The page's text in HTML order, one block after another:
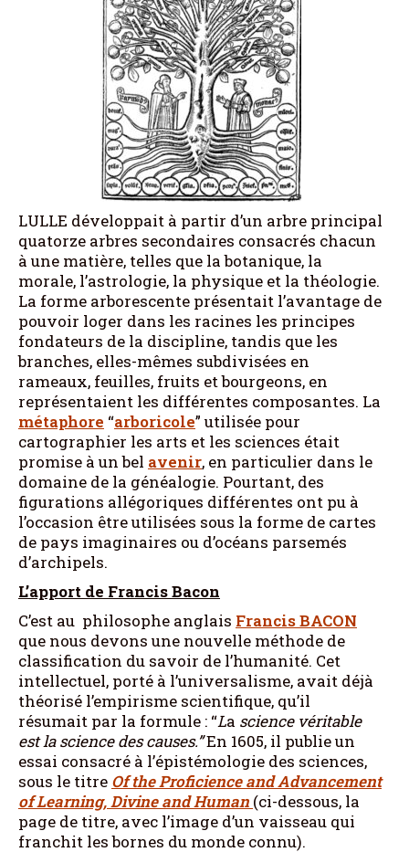
LULLE développait à partir d’un arbre principal
quatorze arbres secondaires consacrés chacun
à une matière, telles que la botanique, la
morale, l’astrologie, la physique et la théologie.
La forme arborescente présentait l’avantage de
pouvoir loger dans les racines les principes
fondateurs de la discipline, tandis que les
branches, elles-mêmes subdivisées en
rameaux, feuilles, fruits et bourgeons, en
représentaient les différentes composantes. La
métaphore “arboricole” utilisée pour
cartographier les arts et les sciences était
promise à un bel avenir, en particulier dans le
domaine de la généalogie. Pourtant, des
figurations allégoriques différentes ont pu à
l’occasion être utilisées sous la forme de cartes
de pays imaginaires ou d’océans parsemés
d’archipels.
L’apport de Francis Bacon
C’est au philosophe anglais Francis BACON
que nous devons une nouvelle méthode de
classification du savoir de l’humanité. Cet
intellectuel, porté à l’universalisme, avait déjà
théorisé l’empirisme scientifique, qu’il
résumait par la formule : “La science véritable
est la science des causes.”En 1605, il publie un
essai consacré à l’épistémologie des sciences,
sous le titre Of the Proficience and Advancement
of Learning, Divine and Human (ci-dessous, la
page de titre, avec l’image d’un vaisseau qui
franchit les bornes du monde connu).